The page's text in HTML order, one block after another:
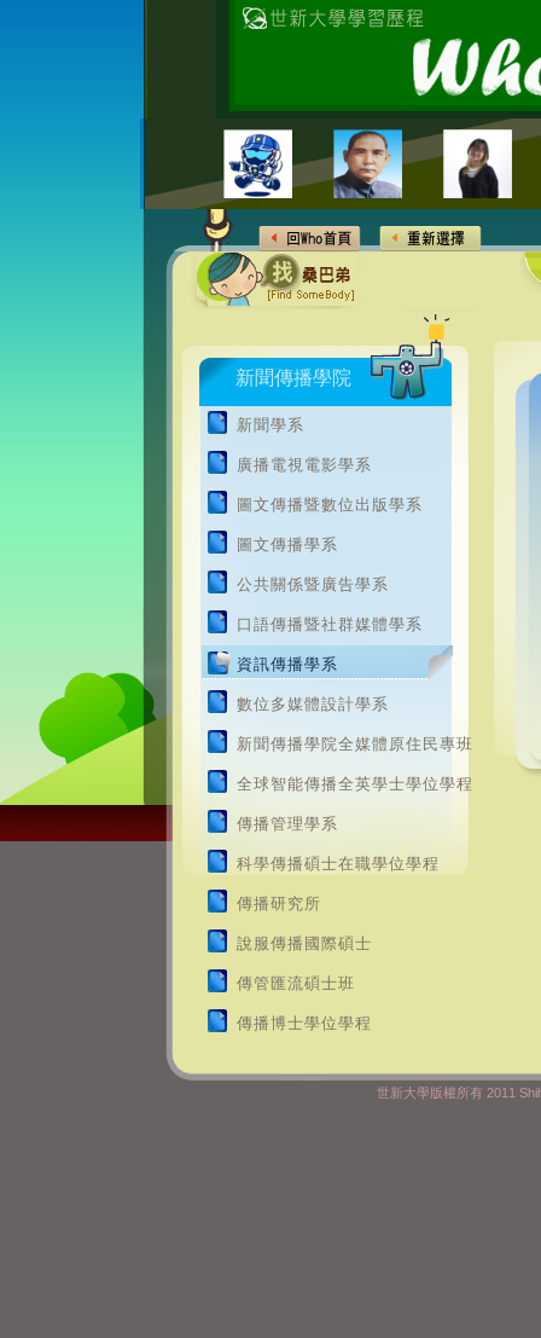
新聞傳播學院
新聞學系
廣播電視電影學系
圖文傳播暨數位出版學系
圖文傳播學系
公共關係暨廣告學系
口語傳播暨社群媒體學系
資訊傳播學系
數位多媒體設計學系
新聞傳播學院全媒體原住民專班
全球智能傳播全英學士學位學程
傳播管理學系
科學傳播碩士在職學位學程
傳播研究所
說服傳播國際碩士
傳管匯流碩士班
傳播博士學位學程
世新大學版權所有 2011